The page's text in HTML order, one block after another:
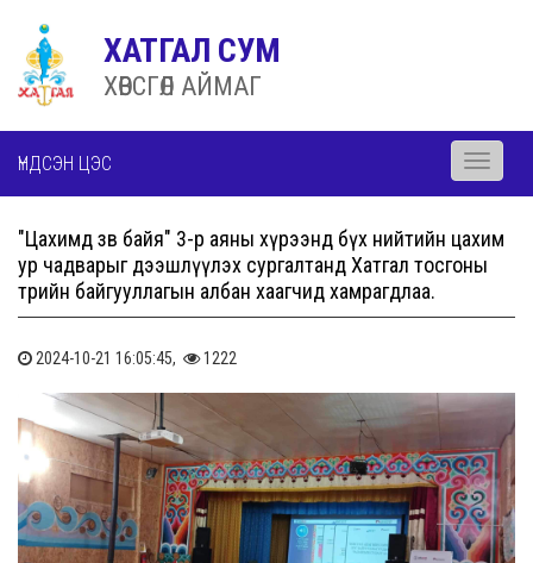
ХАТГАЛ СУМ
ХӨВСГӨЛ АЙМАГ
ҮНДСЭН ЦЭС
Toggle
"Цахимд зөв байя" 3-р аяны хүрээнд бүх нийтийн цахим
ур чадварыг дээшлүүлэх сургалтанд Хатгал тосгоны
төрийн байгууллагын албан хаагчид хамрагдлаа.
2024-10-21 16:05:45, 1222